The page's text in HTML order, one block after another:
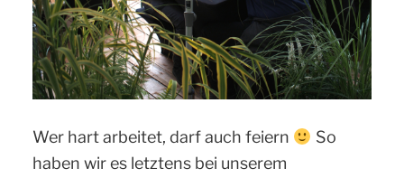
Wer hart arbeitet, darf auch feiern
So
haben wir es letztens bei unserem